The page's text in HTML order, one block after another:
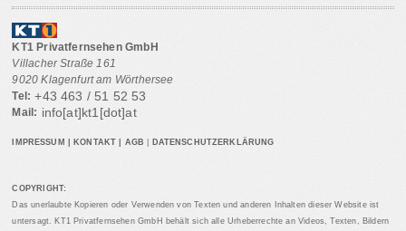
KT1 Privatfernsehen GmbH
Villacher Straße 161
9020 Klagenfurt am Wörthersee
Tel: +43 463 / 51 52 53
Mail: info[at]kt1[dot]at
IMPRESSUM KONTAKT AGB DATENSCHUTZERKLÄRUNG
COPYRIGHT:
Das unerlaubte Kopieren oder Verwenden von Texten und anderen Inhalten dieser Website ist
untersagt. KT1 Privatfernsehen GmbH behält sich alle Urheberrechte an Videos, Texten, Bildern